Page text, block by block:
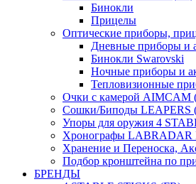
Бинокли
Прицелы
Оптические приборы,
Дневные приборы и
Бинокли Swarovski
Ночные приборы и
Тепловизионные
Очки с камерой AIMCAM
Сошки/Биподы LEAPERS
Упоры для оружия 4
Хронографы
Хранение и Переноска,
Подбор кронштейна по
БРЕНДЫ